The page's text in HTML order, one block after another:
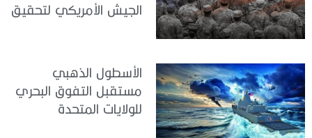
الجيش الأمريكي لتحقيق
الأسطول الذهبي
مستقبل التفوق البحري
للولايات المتحدة